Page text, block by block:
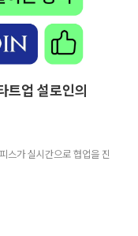
트업 설로인의
스가 실시간으로 협업을 진